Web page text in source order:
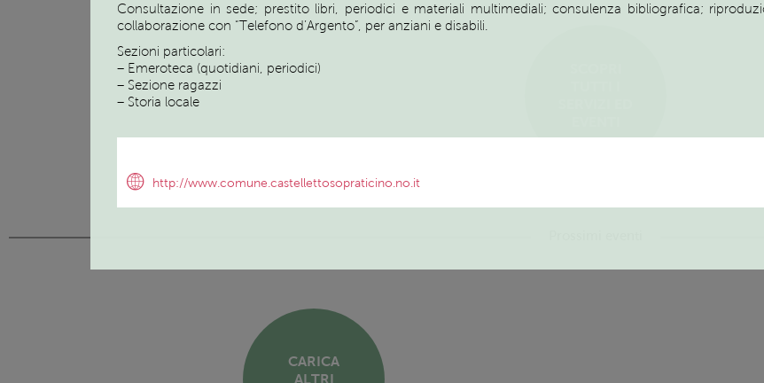
Consultazione in sede; prestito libri, periodici e materiali multimediali; consulenza bibliografica;
collaborazione con “Telefono d’Argento”, per anziani e disabili.
Sezioni particolari:
– Emeroteca (quotidiani, periodici)
– Sezione ragazzi
– Storia locale
http://www.comune.castellettosopraticino.no.it
CARICA
ALTRI